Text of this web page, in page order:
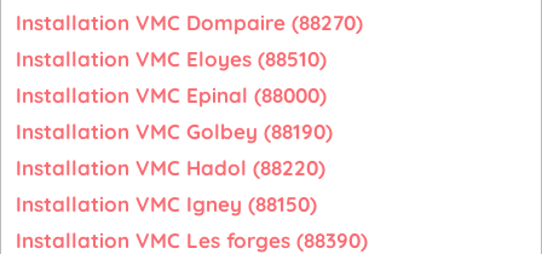
Installation VMC Dompaire (88270)
Installation VMC Eloyes (88510)
Installation VMC Epinal (88000)
Installation VMC Golbey (88190)
Installation VMC Hadol (88220)
Installation VMC Igney (88150)
Installation VMC Les forges (88390)